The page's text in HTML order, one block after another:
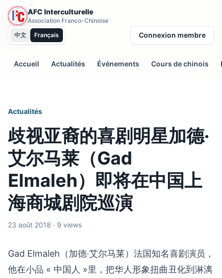
AFC Interculturelle
Association Franco-Chinoise
中文
Français Connexion membre
Accueil Actualités Événements Cours de chinois
Actualités
歧视亚裔的喜剧明星加德·
艾尔马莱（Gad
Elmaleh）即将在中国上
海商城剧院巡演
23 août 2018 · 9 views
Gad Elmaleh（加德·艾尔马莱）法国知名喜剧演员，
他在小品 « 中国人 »里，把华人形象扭曲丑化到淋漓